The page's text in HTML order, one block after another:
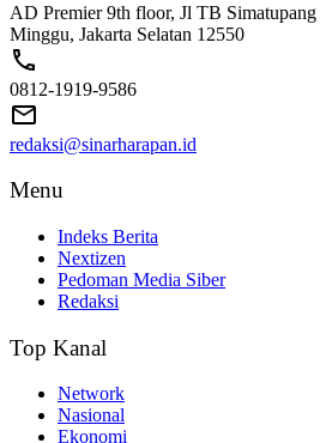
AD Premier 9th floor, Jl TB Simatupang
Minggu, Jakarta Selatan 12550
0812-1919-9586
redaksi@sinarharapan.id
Menu
Indeks Berita
Nextizen
Pedoman Media Siber
Redaksi
Top Kanal
Network
Nasional
Ekonomi